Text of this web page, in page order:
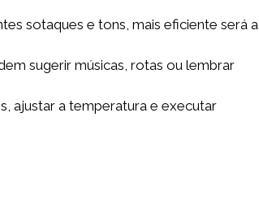
sotaques e tons, mais eficiente será a
sugerir músicas, rotas ou lembrar
ajustar a temperatura e executar